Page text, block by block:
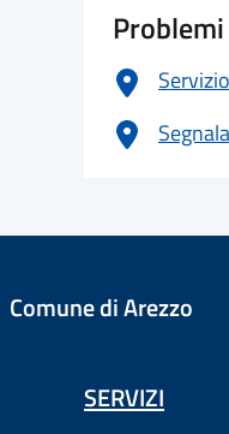
Comune di Arezzo
SERVIZI